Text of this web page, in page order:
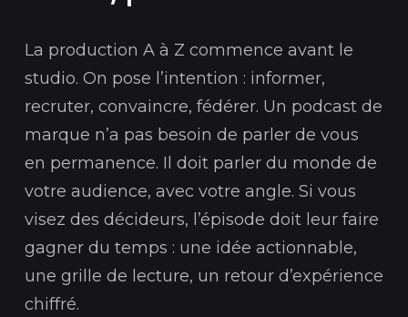
La production A à Z commence avant le
studio. On pose l’intention : informer,
recruter, convaincre, fédérer. Un podcast de
marque n’a pas besoin de parler de vous
en permanence. Il doit parler du monde de
votre audience, avec votre angle. Si vous
visez des décideurs, l’épisode doit leur faire
gagner du temps : une idée actionnable,
une grille de lecture, un retour d’expérience
chiffré.